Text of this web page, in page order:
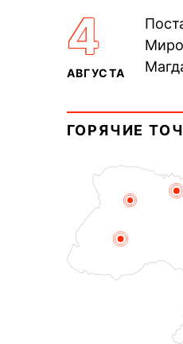
4
АВГУСТА
ГОРЯЧИЕ